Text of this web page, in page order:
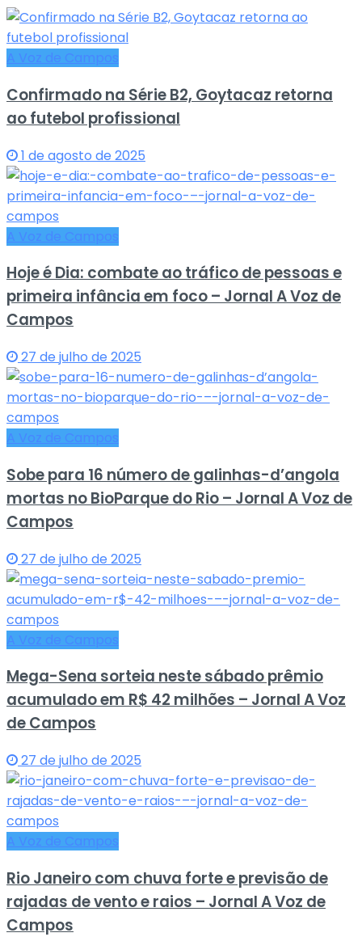
A Voz de Campos
Confirmado na Série B2, Goytacaz retorna
ao futebol profissional
1 de agosto de 2025
A Voz de Campos
Hoje é Dia: combate ao tráfico de pessoas e
primeira infância em foco – Jornal A Voz de
Campos
27 de julho de 2025
A Voz de Campos
Sobe para 16 número de galinhas-d’angola
mortas no BioParque do Rio – Jornal A Voz de
Campos
27 de julho de 2025
A Voz de Campos
Mega-Sena sorteia neste sábado prêmio
acumulado em R$ 42 milhões – Jornal A Voz
de Campos
27 de julho de 2025
A Voz de Campos
Rio Janeiro com chuva forte e previsão de
rajadas de vento e raios – Jornal A Voz de
Campos